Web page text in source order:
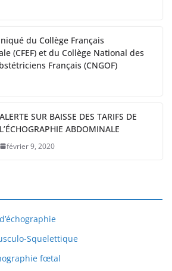
du Collège Français
(CFEF) et du Collège National des
Français (CNGOF)
ALERTE SUR BAISSE DES TARIFS DE
L’ÉCHOGRAPHIE ABDOMINALE
février 9, 2020
Squelettique
fœtal